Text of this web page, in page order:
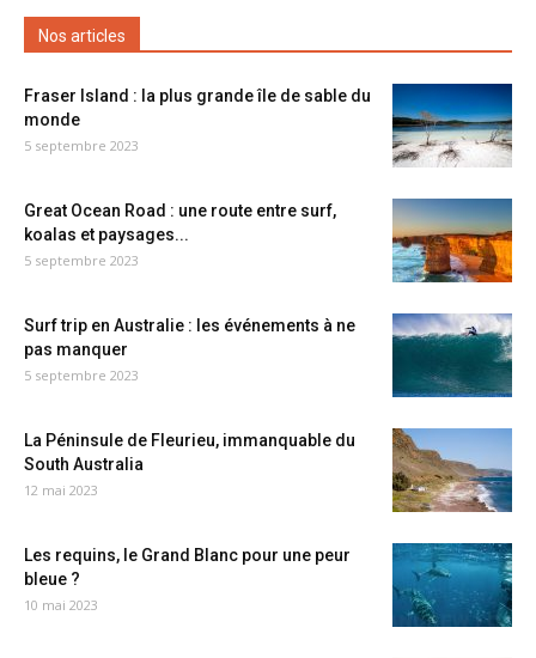
Nos articles
Fraser Island : la plus grande île de sable du
monde
5 septembre 2023
Great Ocean Road : une route entre surf,
koalas et paysages...
5 septembre 2023
Surf trip en Australie : les événements à ne
pas manquer
5 septembre 2023
La Péninsule de Fleurieu, immanquable du
South Australia
12 mai 2023
Les requins, le Grand Blanc pour une peur
bleue ?
10 mai 2023